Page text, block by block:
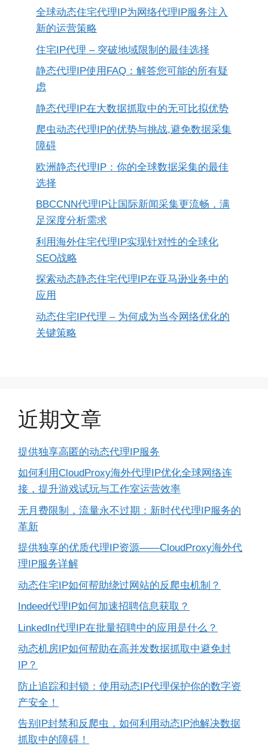
全球动态住宅代理IP为网络代理IP服务注入
新的运营策略
住宅IP代理 – 突破地域限制的最佳选择
静态代理IP使用FAQ：解答您可能的所有疑
虑
静态代理IP在大数据抓取中的无可比拟优势
爬虫动态代理IP的优势与挑战,避免数据采集
障碍
欧洲静态代理IP：你的全球数据采集的最佳
选择
BBCCNN代理IP让国际新闻采集更流畅，满
足深度分析需求
利用海外住宅代理IP实现针对性的全球化
SEO战略
探索动态静态住宅代理IP在亚马逊业务中的
应用
动态住宅IP代理 – 为何成为当今网络优化的
关键策略
近期文章
提供独享高匿的动态代理IP服务
如何利用CloudProxy海外代理IP优化全球网络连
接，提升游戏试玩与工作室运营效率
无月费限制，流量永不过期：新时代代理IP服务的
革新
提供独享的优质代理IP资源——CloudProxy海外代
理IP服务详解
动态住宅IP如何帮助绕过网站的反爬虫机制？
Indeed代理IP如何加速招聘信息获取？
LinkedIn代理IP在批量招聘中的应用是什么？
动态机房IP如何帮助在高并发数据抓取中避免封
IP？
防止追踪和封锁：使用动态IP代理保护你的数字资
产安全！
告别IP封禁和反爬虫，如何利用动态IP池解决数据
抓取中的障碍！